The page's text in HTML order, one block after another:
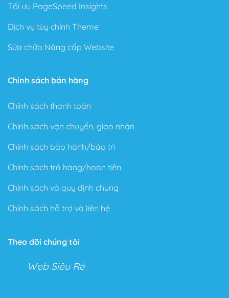
Tối ưu PageSpeed Insights
Dịch vụ tùy chỉnh Theme
Sửa chữa Nâng cấp Website
Chính sách bán hàng
Chính sách thanh toán
Chính sách vận chuyển, giao nhận
Chính sách bảo hành/bảo trì
Chính sách trả hàng/hoàn tiền
Chính sách và quy định chung
Chính sách hỗ trợ và liên hệ
Theo dõi chúng tôi
Web Siêu Rẻ